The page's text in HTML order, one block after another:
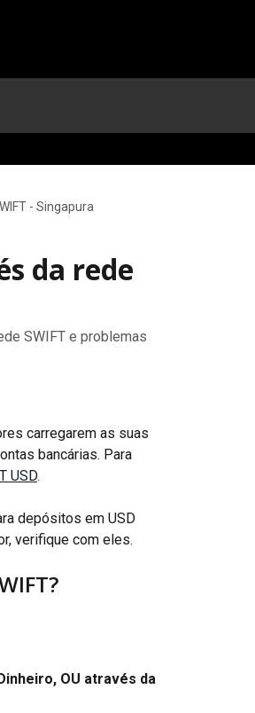
- Singapura
da rede
SWIFT e problemas
carregarem as suas
bancárias. Para
USD.
depósitos em USD
verifique com eles.
OU através da